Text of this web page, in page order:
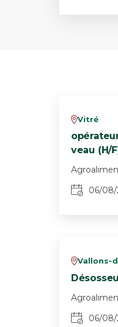
vVitré
veau (H/
06/08/
vVallons-
06/08/